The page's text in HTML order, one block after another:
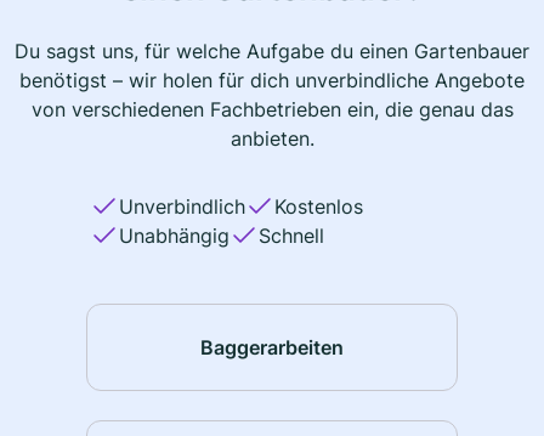
Du sagst uns, für welche Aufgabe du einen Gartenbauer
benötigst – wir holen für dich unverbindliche Angebote
von verschiedenen Fachbetrieben ein, die genau das
anbieten.
Unverbindlich
Kostenlos
Unabhängig
Schnell
Baggerarbeiten